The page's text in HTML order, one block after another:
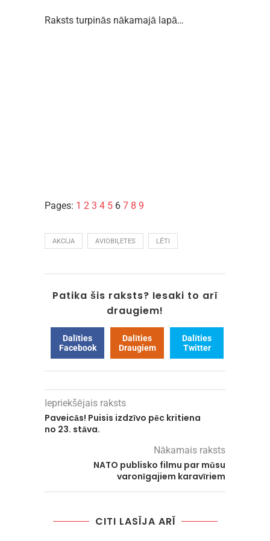
Raksts turpinās nākamajā lapā…
Pages: 1 2 3 4 5 6 7 8 9
AKCIJA AVIOBIĻETES LĒTI
Patika šis raksts? Iesaki to arī
draugiem!
Dalīties
Facebook
Dalīties
Draugiem
Dalīties
Twitter
Iepriekšējais raksts
Paveicās! Puisis izdzīvo pēc kritiena
no 23. stāva.
Nākamais raksts
NATO publisko filmu par mūsu
varonīgajiem karavīriem
CITI LASĪJA ARĪ